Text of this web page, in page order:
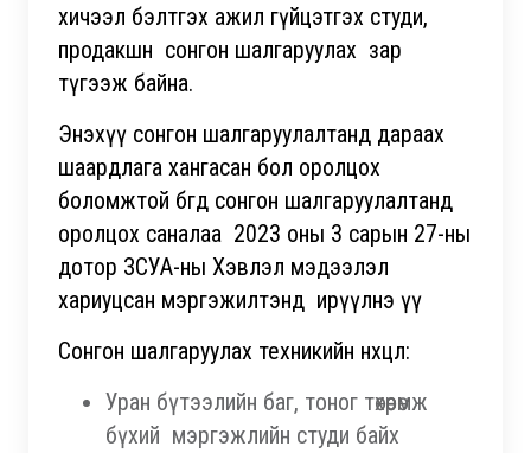
хичээл бэлтгэх ажил гүйцэтгэх студи,
продакшн сонгон шалгаруулах зар
түгээж байна.
Энэхүү сонгон шалгаруулалтанд дараах
шаардлага хангасан бол оролцох
боломжтой бөгөөд сонгон шалгаруулалтанд
оролцох саналаа 2023 оны 3 сарын 27-ны
дотор ЗСУА-ны Хэвлэл мэдээлэл
хариуцсан мэргэжилтэнд ирүүлнэ үү
Сонгон шалгаруулах техникийн нөхцөл:
Уран бүтээлийн баг, тоног төхөөрөмж
бүхий мэргэжлийн студи байх